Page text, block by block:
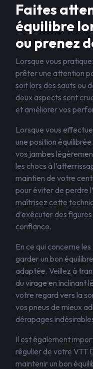
Faites
équilibre
ou prenez
Lorsque vous
prêter une attention
soit lors des sauts ou
deux aspects sont
et améliorer vos
Lorsque vous
une position
vos jambes
les chocs à
maintien de votre
pour éviter de perdre
maîtrisez cette
d’exécuter des
confiance.
En ce qui concerne
garder un bon
adaptée. Veillez à
du virage en inclinant
votre regard vers la
vos pneus de mieux
dérapages
Il est également
régulier de votre VTT
maintenir un bon